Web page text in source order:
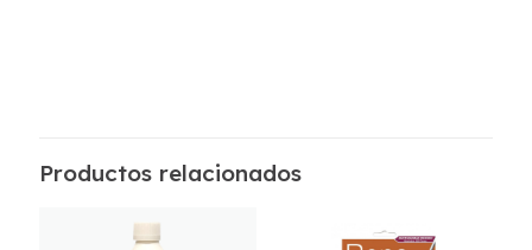
Spray Madera 1 L”
campos obligatorios están marcados con*
Productos relacionados